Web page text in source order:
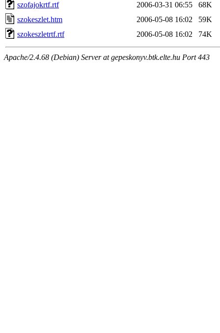
szofajokrtf.rtf 2006-03-31 06:55
68K
szokeszlet.htm
2006-05-08 16:02
59K
szokeszletrtf.rtf
2006-05-08 16:02 74K
Apache/2.4.68 (Debian) Server at gepeskonyv.btk.elte.hu Port 443